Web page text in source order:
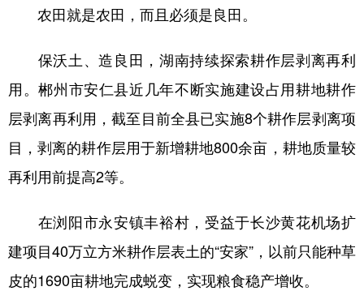
农田就是农田，而且必须是良田。
保沃土、造良田，湖南持续探索耕作层剥离再利
用。郴州市安仁县近几年不断实施建设占用耕地耕作
层剥离再利用，截至目前全县已实施8个耕作层剥离项
目，剥离的耕作层用于新增耕地800余亩，耕地质量较
再利用前提高2等。
在浏阳市永安镇丰裕村，受益于长沙黄花机场扩
建项目40万立方米耕作层表土的“安家”，以前只能种草
皮的1690亩耕地完成蜕变，实现粮食稳产增收。